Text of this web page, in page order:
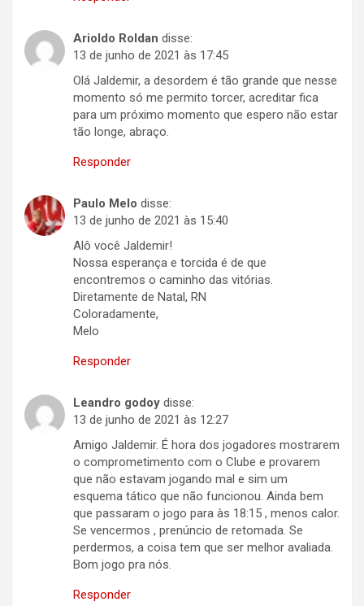
Arioldo Roldan disse:
13 de junho de 2021 às 17:45
Olá Jaldemir, a desordem é tão grande que nesse
momento só me permito torcer, acreditar fica
para um próximo momento que espero não estar
tão longe, abraço.
Responder
Paulo Melo disse:
13 de junho de 2021 às 15:40
Alô você Jaldemir!
Nossa esperança e torcida é de que
encontremos o caminho das vitórias.
Diretamente de Natal, RN
Coloradamente,
Melo
Responder
Leandro godoy disse:
13 de junho de 2021 às 12:27
Amigo Jaldemir. É hora dos jogadores mostrarem
o comprometimento com o Clube e provarem
que não estavam jogando mal e sim um
esquema tático que não funcionou. Ainda bem
que passaram o jogo para às 18:15 , menos calor.
Se vencermos , prenúncio de retomada. Se
perdermos, a coisa tem que ser melhor avaliada.
Bom jogo pra nós.
Responder